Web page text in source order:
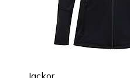
Jackor